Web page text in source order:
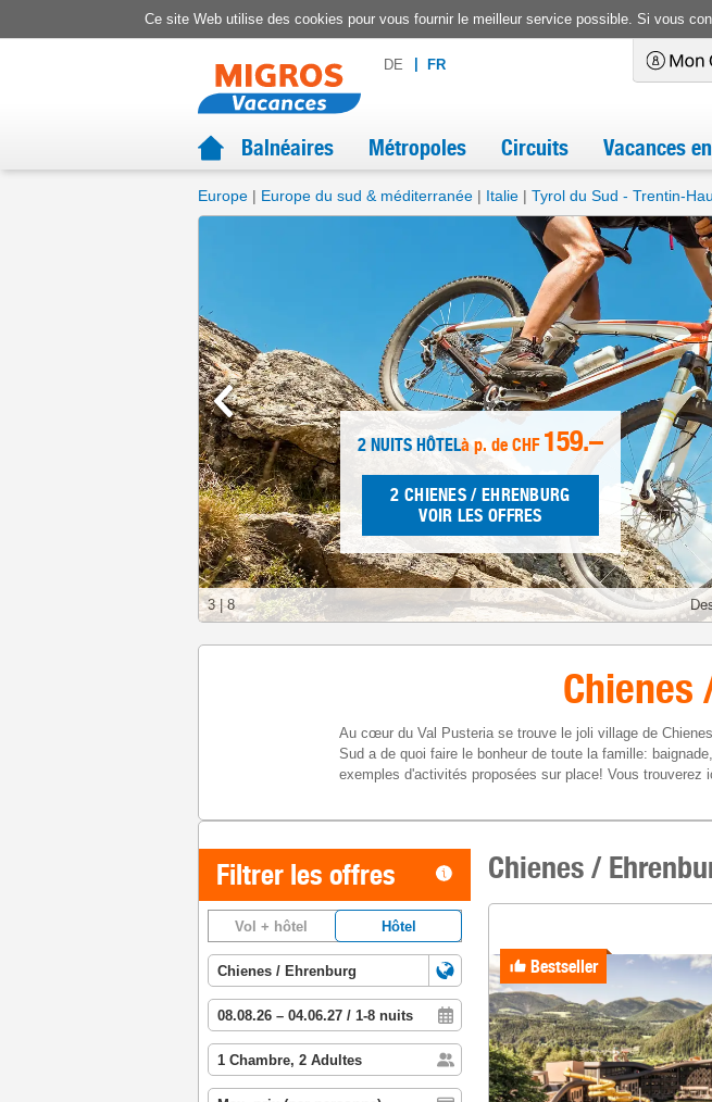
Ce site Web utilise des cookies pour vous fournir le meilleur service possible. Si vous
DE FR
Balnéaires Métropoles Circuits Vacances
Europe Europe du sud & méditerranée Italie Tyrol du Sud - Trentin-
3|8
2 NUITS HÔTELà p. de CHF 159.–
2 CHIENES / EHRENBURG
VOIR LES OFFRES
Chienes
Au cœur du Val Pusteria se trouve le joli village de
Sud a de quoi faire le bonheur de toute la famille:
exemples d'activités proposées sur place! Vous trouverez
Filtrer les offres
Vol + hôtel Hôtel
Chienes /
Bestseller